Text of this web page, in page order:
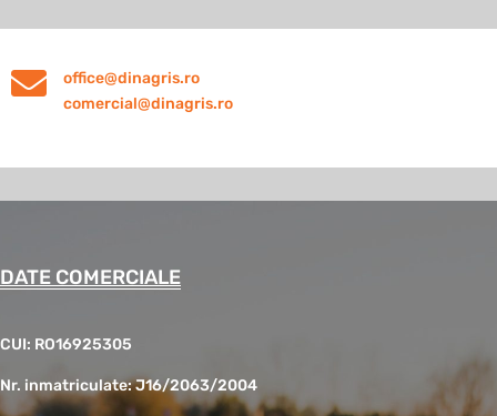

office@dinagris.ro
comercial@dinagris.ro
DATE COMERCIALE
CUI: RO16925305
Nr. inmatriculate: J16/2063/2004